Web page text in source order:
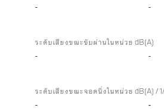
- -
ระดับเสียงขณะขับผ่านในหน่วย dB(A)
- -
ระดับเสียงขณะจอดนิ่งในหน่วย dB(A) /
- -